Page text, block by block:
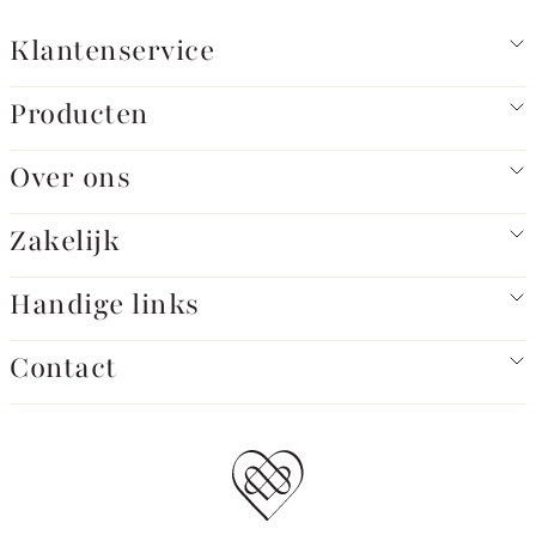
Klantenservice
Producten
Over ons
Zakelijk
Handige links
Contact